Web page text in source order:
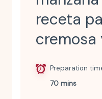
receta
cremosa
Preparation
70 mins